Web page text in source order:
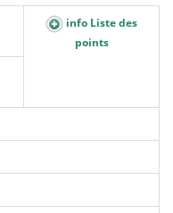
info Liste des
points